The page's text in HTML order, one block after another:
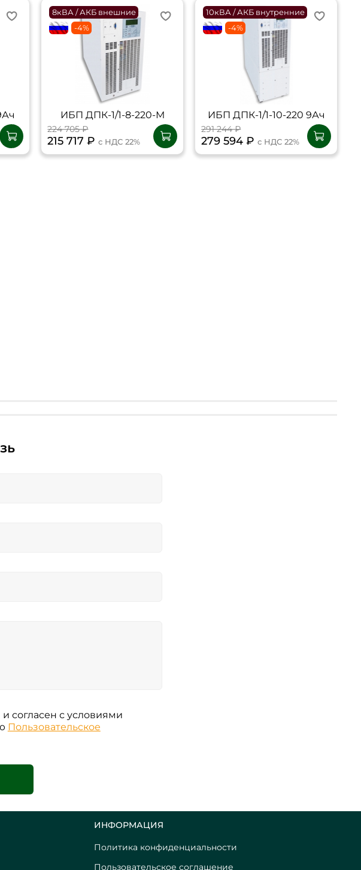
8кВА / АКБ внешние
flagRU-4%
ИБП ДПК-1/1-8-220-М
224 705 ₽
215 717 ₽с НДС 22%
10кВА / АКБ внутренние
flagRU-4%
ИБП ДПК-1/1-10-220 9Ач
291 244 ₽
279 594 ₽с НДС 22%
согласен с условиями
Пользовательское
ИНФОРМАЦИЯ
Политика конфиденциальности
Пользовательское соглашение